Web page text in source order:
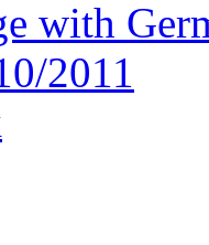
with
2011